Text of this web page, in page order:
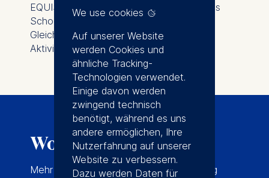
EQUIS und ZEvA akkreditiert. Die Business
School engagiert sich für Vielfalt,
Gleichstellung und Inklusion in all ihren
Aktivitäten und Gemeinschaften.
Wofür wir stehen
Mehr als 20 Jahre nach unserer Gründung
We use cookies
Auf unserer Website
werden Cookies und
ähnliche Tracking-
Technologien verwendet.
Einige davon werden
zwingend technisch
benötigt, während es uns
andere ermöglichen, Ihre
Nutzerfahrung auf unserer
Website zu verbessern.
Dazu werden Daten für